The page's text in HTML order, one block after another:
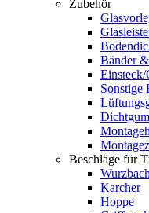
Zubehör
Bänder
Einsteck/
Sonstige
Beschläge für
Karcher
Hoppe